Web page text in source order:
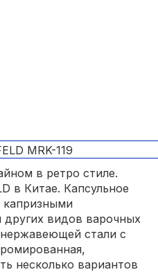
в ретро стиле.
в Китае. Капсульное
капризными
видов варочных
стали с
несколько вариантов